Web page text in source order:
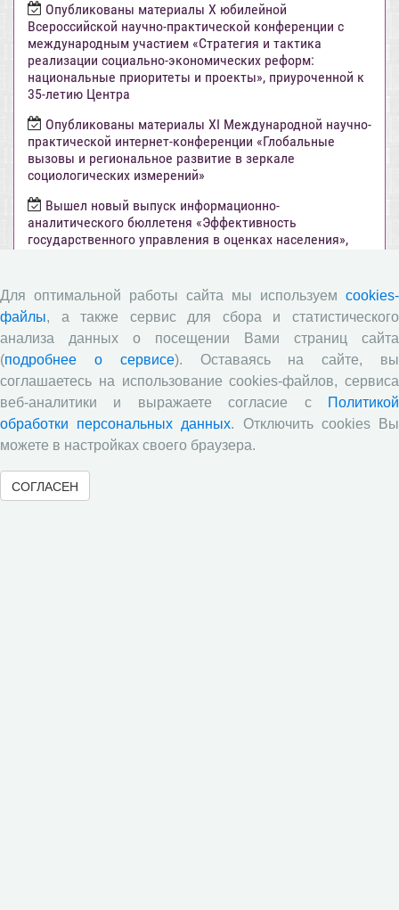
Опубликованы материалы X юбилейной
Всероссийской научно-практической конференции с
международным участием «Стратегия и тактика
реализации социально-экономических реформ:
национальные приоритеты и проекты», приуроченной к
35-летию Центра
Опубликованы материалы XI Международной научно-
практической интернет-конференции «Глобальные
вызовы и региональное развитие в зеркале
социологических измерений»
Вышел новый выпуск информационно-
аналитического бюллетеня «Эффективность
государственного управления в оценках населения»,
Развитие академической науки в регионе: круглый
стол с участием представителей Санкт‑Петербурга и
Вологодской области
Все сообщения »
Объявления
Стартовал прием заявок на XI Всероссийский
конкурс научно-исследовательских работ студентов и
Для оптимальной работы сайта мы используем cookies-
файлы, а также сервис для сбора и статистического
анализа данных о посещении Вами страниц сайта
(подробнее о сервисе). Оставаясь на сайте, вы
соглашаетесь на использование cookies-файлов, сервиса
веб-аналитики и выражаете согласие с
Политикой
обработки персональных данных. Отключить cookies Вы
можете в настройках своего браузера.
СОГЛАСЕН